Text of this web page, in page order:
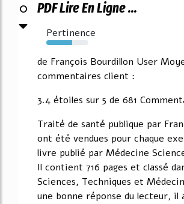
0
PDF Lire En Ligne ...
Pertinence
62%
de François Bourdillon User
commentaires client :
3.4 étoiles sur 5 de 681
Traité de santé publique par
ont été vendues pour chaque
livre publié par Médecine
Il contient 716 pages et classé
Sciences, Techniques et
une bonne réponse du lecteur, il